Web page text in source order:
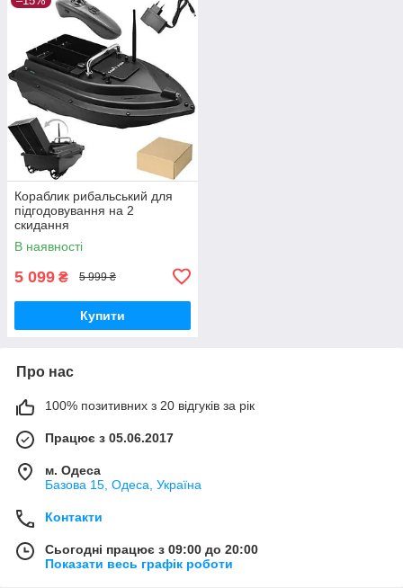
Кораблик рибальський для
підгодовування на 2
скидання
В наявності
5 099 ₴ 5 999 ₴
Купити
Про нас
100% позитивних з 20 відгуків за рік
Працює з 05.06.2017
м. Одеса
Базова 15, Одеса, Україна
Контакти
Сьогодні працює з 09:00 до 20:00
Показати весь графік роботи